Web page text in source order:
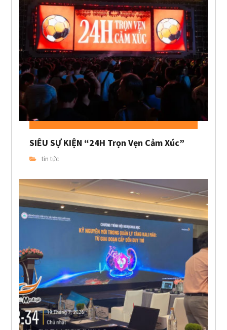
SIÊU SỰ KIỆN “24H Trọn Vẹn Cảm Xúc”
tin tức